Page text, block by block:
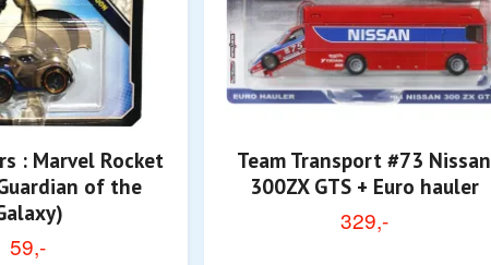
: Marvel Rocket
of the
59,-
Team Transport #73 Nissan
300ZX GTS + Euro hauler
329,-